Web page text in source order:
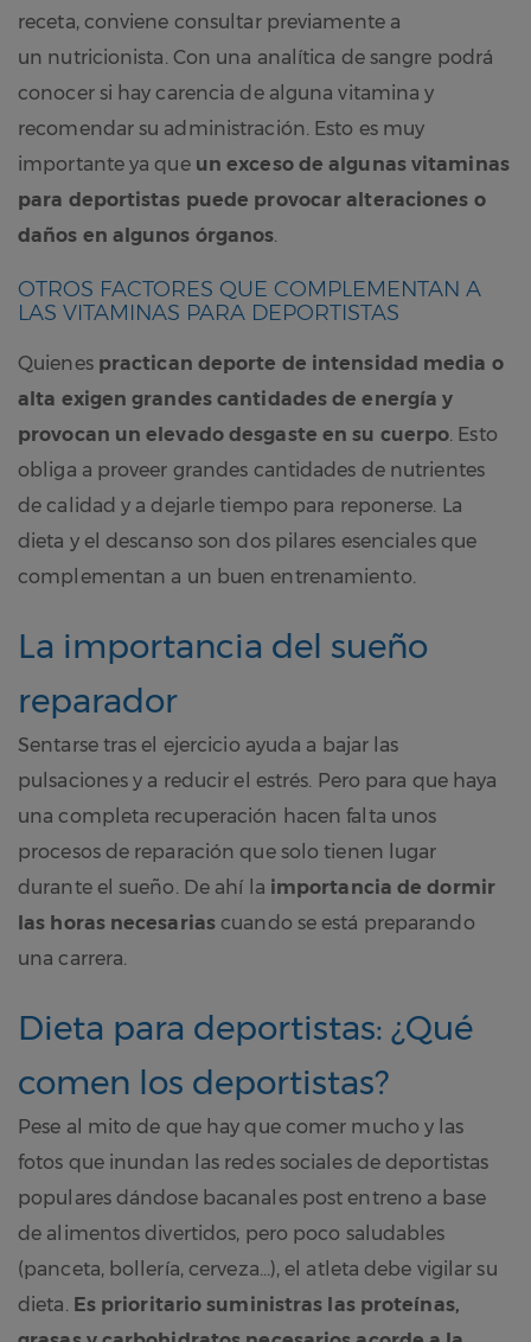
receta, conviene consultar previamente a
un nutricionista. Con una analítica de sangre podrá
conocer si hay carencia de alguna vitamina y
recomendar su administración. Esto es muy
importante ya que un exceso de algunas vitaminas
para deportistas puede provocar alteraciones o
daños en algunos órganos.
OTROS FACTORES QUE COMPLEMENTAN A
LAS VITAMINAS PARA DEPORTISTAS
Quienes practican deporte de intensidad media o
alta exigen grandes cantidades de energía y
provocan un elevado desgaste en su cuerpo. Esto
obliga a proveer grandes cantidades de nutrientes
de calidad y a dejarle tiempo para reponerse. La
dieta y el descanso son dos pilares esenciales que
complementan a un buen entrenamiento.
La importancia del sueño
reparador
Sentarse tras el ejercicio ayuda a bajar las
pulsaciones y a reducir el estrés. Pero para que haya
una completa recuperación hacen falta unos
procesos de reparación que solo tienen lugar
durante el sueño. De ahí la importancia de dormir
las horas necesarias cuando se está preparando
una carrera.
Dieta para deportistas: ¿Qué
comen los deportistas?
Pese al mito de que hay que comer mucho y las
fotos que inundan las redes sociales de deportistas
populares dándose bacanales post entreno a base
de alimentos divertidos, pero poco saludables
(panceta, bollería, cerveza…), el atleta debe vigilar su
dieta. Es prioritario suministras las proteínas,